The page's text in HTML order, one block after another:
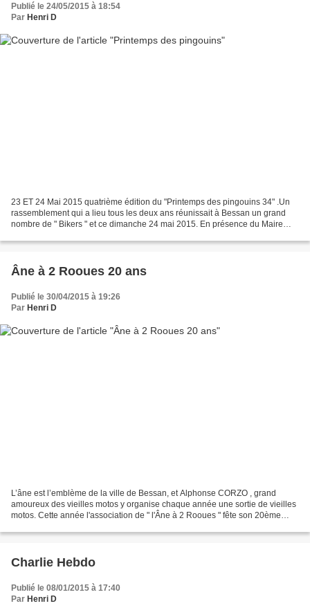
Publié le 24/05/2015 à 18:54
Par Henri D
23 ET 24 Mai 2015 quatrième édition du "Printemps des pingouins 34" .Un
rassemblement qui a lieu tous les deux ans réunissait à Bessan un grand
nombre de " Bikers " et ce dimanche 24 mai 2015. En présence du Maire
Âne à 2 Rooues 20 ans
Publié le 30/04/2015 à 19:26
Par Henri D
L’âne est l’emblème de la ville de Bessan, et Alphonse CORZO , grand
amoureux des vieilles motos y organise chaque année une sortie de vieilles
motos. Cette année l'association de " l'Âne à 2 Rooues " fête son 20ème
Charlie Hebdo
Publié le 08/01/2015 à 17:40
Par Henri D